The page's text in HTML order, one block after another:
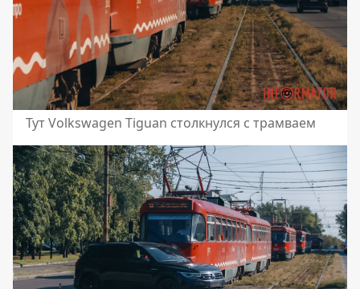
Тут Volkswagen Tiguan столкнулся с трамваем